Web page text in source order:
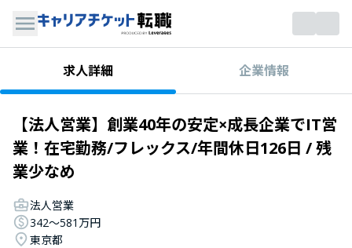
求人詳細 企業情報
【法人営業】創業40年の安定×成長企業でIT営
業！在宅勤務/フレックス/年間休日126日 / 残
業少なめ
法人営業
342〜581万円
東京都